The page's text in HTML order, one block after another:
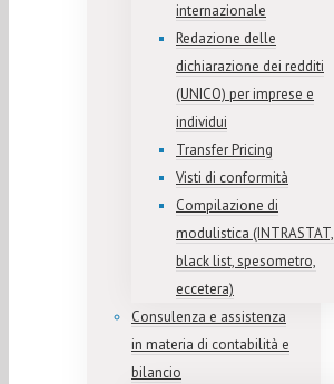
internazionale
Redazione delle
dichiarazione dei redditi
(UNICO) per imprese e
individui
Transfer Pricing
Visti di conformità
Compilazione di
modulistica (INTRASTAT,
black list, spesometro,
eccetera)
Consulenza e assistenza
in materia di contabilità e
bilancio